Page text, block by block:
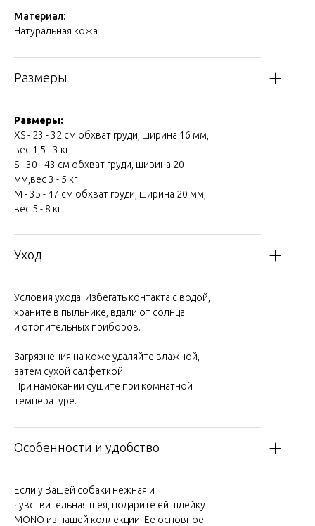
Материал:
Натуральная кожа
Размеры
Размеры:
XS - 23 - 32 см обхват груди, ширина 16 мм,
вес 1,5 - 3 кг
S - 30 - 43 см обхват груди, ширина 20
мм,вес 3 - 5 кг
М - 35 - 47 см обхват груди, ширина 20 мм,
вес 5 - 8 кг
Уход
Условия ухода: Избегать контакта с водой,
храните в пыльнике, вдали от солнца
и отопительных приборов.
Загрязнения на коже удаляйте влажной,
затем сухой салфеткой.
При намокании сушите при комнатной
температуре.
Особенности и удобство
Если у Вашей собаки нежная и
чувствительная шея, подарите ей шлейку
MONO из нашей коллекции. Ее основное